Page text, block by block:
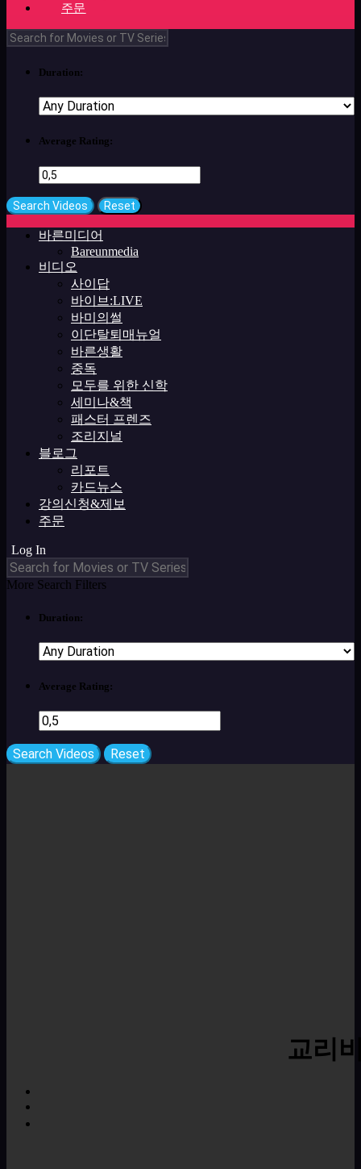
주문
Duration:
Average Rating:
바른미디어
Bareunmedia
비디오
사이답
바이브:LIVE
바미의썰
이단탈퇴매뉴얼
바른생활
중독
모두를 위한 신학
세미나&책
패스터 프렌즈
조리지널
블로그
리포트
카드뉴스
강의신청&제보
주문
Log In
More Search Filters
Duration:
Average Rating:
교리